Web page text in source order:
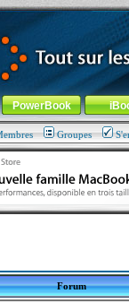
-Aller au menu de
PowerBook
Groupes
Forum